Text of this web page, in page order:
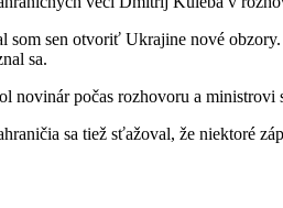
som sen otvoriť Ukrajine nové
sa.
novinár počas rozhovoru a
sa tiež sťažoval, že niektoré